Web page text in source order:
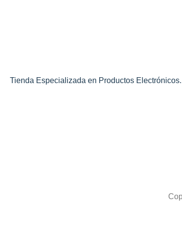
Tienda Especializada en Productos Electrónicos.